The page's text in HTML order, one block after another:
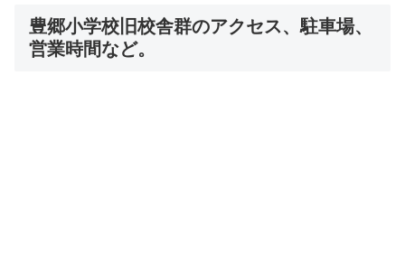
豊郷小学校旧校舎群のアクセス、駐車場、
営業時間など。